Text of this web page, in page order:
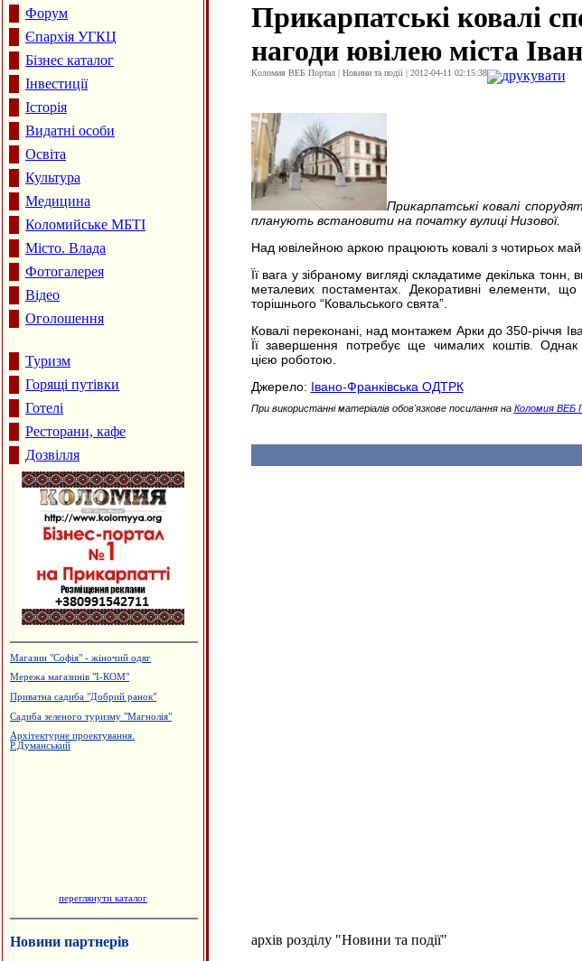
Форум
Єпархія УГКЦ
Бізнес каталог
Інвестиції
Історія
Видатні особи
Освіта
Культура
Медицина
Коломийське МБТІ
Місто. Влада
Фотогалерея
Відео
Оголошення
Туризм
Горящі путівки
Готелі
Ресторани, кафе
Дозвілля
Магазин "Софія" - жіночий одяг
Мережа магазинів "І-КОМ"
Приватна садиба "Добрий ранок"
Садиба зеленого туризму "Магнолія"
Архітектурне проектування.
Р.Думанський
переглянути каталог
Новини партнерів
Прикарпатські ковалі
нагоди ювілею міста
Коломия ВЕБ Портал | Новини та події | 2012-04-11 02:15:38 друкувати
Прикарпатські ковалі
планують встановити на початку вулиці Низової.
Над ювілейною аркою працюють ковалі з чотирьох
Її вага у зібраному вигляді складатиме декілька
металевих постаментах. Декоративні елементи, що
торішнього “Ковальського свята”.
Ковалі переконані, над монтажем Арки до 350-річчя
Її завершення потребує ще чималих коштів.
цією роботою.
Джерело: Івано-Франківська ОДТРК
При використанні матеріалів обов'язкове посилання на Коломия ВЕБ
архів розділу "Новини та події"